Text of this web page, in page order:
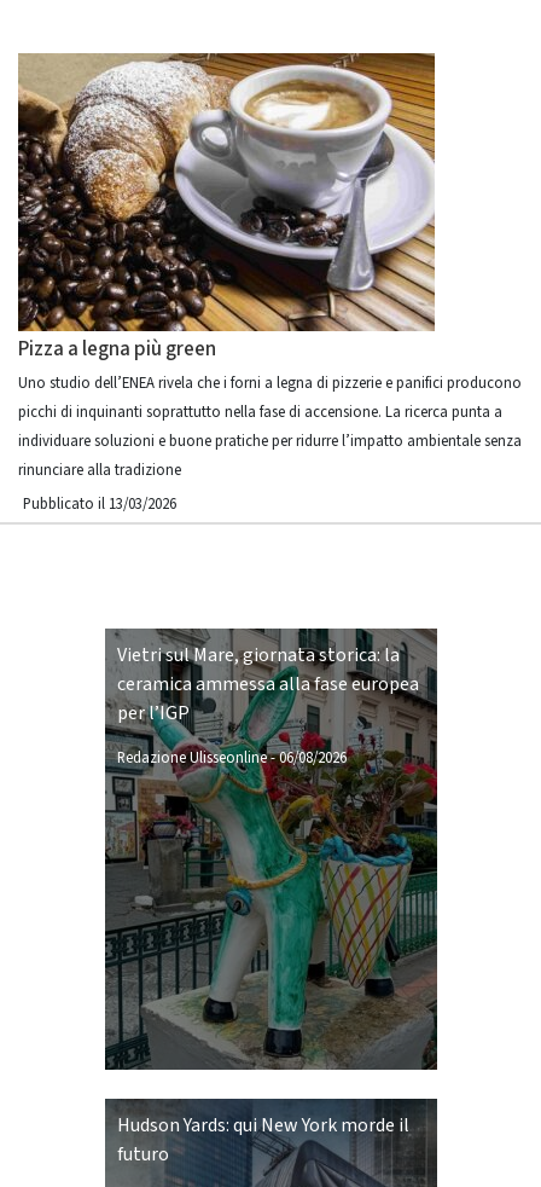
Pizza a legna più green
Uno studio dell’ENEA rivela che i forni a legna di pizzerie e panifici producono
picchi di inquinanti soprattutto nella fase di accensione. La ricerca punta a
individuare soluzioni e buone pratiche per ridurre l’impatto ambientale senza
rinunciare alla tradizione
Pubblicato il 13/03/2026
Vietri sul Mare, giornata storica: la
ceramica ammessa alla fase europea
per l’IGP
Redazione Ulisseonline-06/08/2026
Hudson Yards: qui New York morde il
futuro